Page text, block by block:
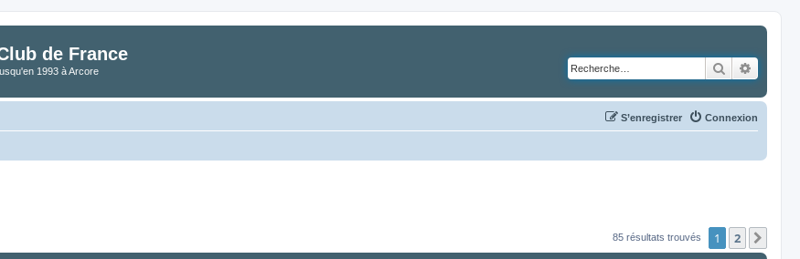
de France
1993 à Arcore Rechercher
Connexion
S’enregistrer
85 résultats trouvés 1 2